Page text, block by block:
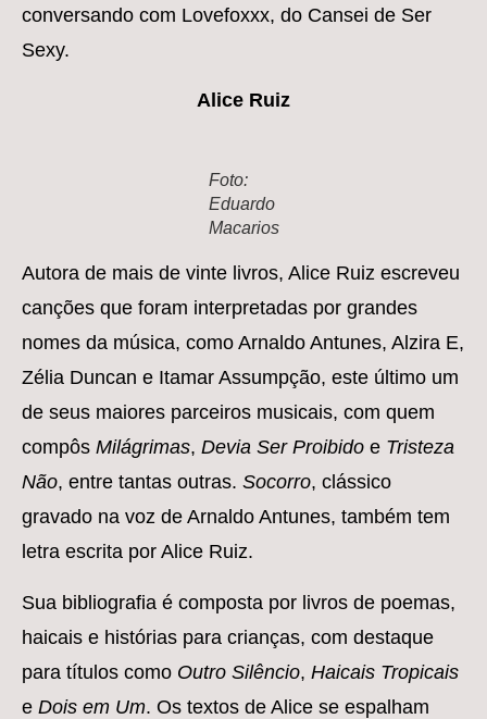
conversando com Lovefoxxx, do Cansei de Ser
Sexy.
Alice Ruiz
Foto:
Eduardo
Macarios
Autora de mais de vinte livros, Alice Ruiz escreveu
canções que foram interpretadas por grandes
nomes da música, como Arnaldo Antunes, Alzira E,
Zélia Duncan e Itamar Assumpção, este último um
de seus maiores parceiros musicais, com quem
compôs Milágrimas, Devia Ser Proibido e Tristeza
Não, entre tantas outras. Socorro, clássico
gravado na voz de Arnaldo Antunes, também tem
letra escrita por Alice Ruiz.
Sua bibliografia é composta por livros de poemas,
haicais e histórias para crianças, com destaque
para títulos como Outro Silêncio, Haicais Tropicais
e Dois em Um. Os textos de Alice se espalham